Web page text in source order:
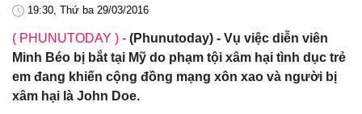
19:30, Thứ ba 29/03/2016
( PHUNUTODAY ) - (Phunutoday) - Vụ việc diễn viên
Minh Béo bị bắt tại Mỹ do phạm tội xâm hại tình dục trẻ
em đang khiến cộng đồng mạng xôn xao và người bị
xâm hại là John Doe.